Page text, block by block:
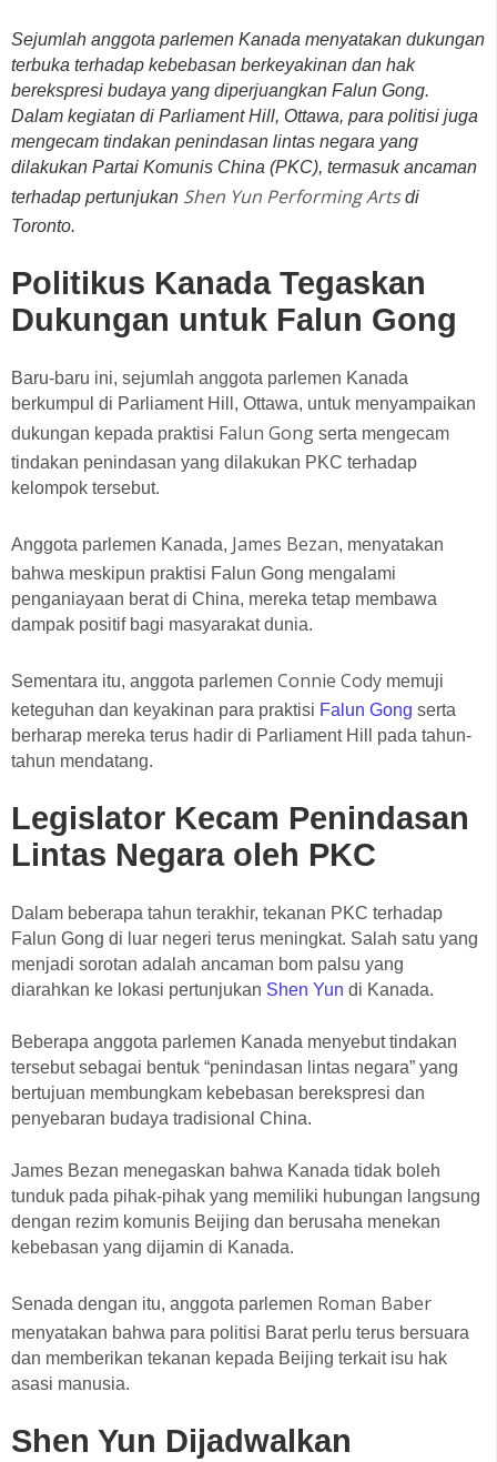
Sejumlah anggota parlemen Kanada menyatakan dukungan
terbuka terhadap kebebasan berkeyakinan dan hak
berekspresi budaya yang diperjuangkan Falun Gong.
Dalam kegiatan di Parliament Hill, Ottawa, para politisi juga
mengecam tindakan penindasan lintas negara yang
dilakukan Partai Komunis China (PKC), termasuk ancaman
terhadap pertunjukan Shen Yun Performing Artsdi
Toronto.
Politikus Kanada Tegaskan
Dukungan untuk Falun Gong
Baru-baru ini, sejumlah anggota parlemen Kanada
berkumpul di Parliament Hill, Ottawa, untuk menyampaikan
dukungan kepada praktisi Falun Gong serta mengecam
tindakan penindasan yang dilakukan PKC terhadap
kelompok tersebut.
Anggota parlemen Kanada, James Bezan, menyatakan
bahwa meskipun praktisi Falun Gong mengalami
penganiayaan berat di China, mereka tetap membawa
dampak positif bagi masyarakat dunia.
Sementara itu, anggota parlemen Connie Cody memuji
keteguhan dan keyakinan para praktisi Falun Gong serta
berharap mereka terus hadir di Parliament Hill pada tahun-
tahun mendatang.
Legislator Kecam Penindasan
Lintas Negara oleh PKC
Dalam beberapa tahun terakhir, tekanan PKC terhadap
Falun Gong di luar negeri terus meningkat. Salah satu yang
menjadi sorotan adalah ancaman bom palsu yang
diarahkan ke lokasi pertunjukan Shen Yun di Kanada.
Beberapa anggota parlemen Kanada menyebut tindakan
tersebut sebagai bentuk “penindasan lintas negara” yang
bertujuan membungkam kebebasan berekspresi dan
penyebaran budaya tradisional China.
James Bezan menegaskan bahwa Kanada tidak boleh
tunduk pada pihak-pihak yang memiliki hubungan langsung
dengan rezim komunis Beijing dan berusaha menekan
kebebasan yang dijamin di Kanada.
Senada dengan itu, anggota parlemen Roman Baber
menyatakan bahwa para politisi Barat perlu terus bersuara
dan memberikan tekanan kepada Beijing terkait isu hak
asasi manusia.
Shen Yun Dijadwalkan